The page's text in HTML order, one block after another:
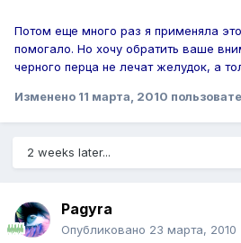
Потом еще много раз я применяла
помогало. Но хочу обратить ваше
черного перца не лечат желудок, а
Изменено 11 марта, 2010
2 weeks later...
Pagyra
Опубликовано 23 марта, 2010